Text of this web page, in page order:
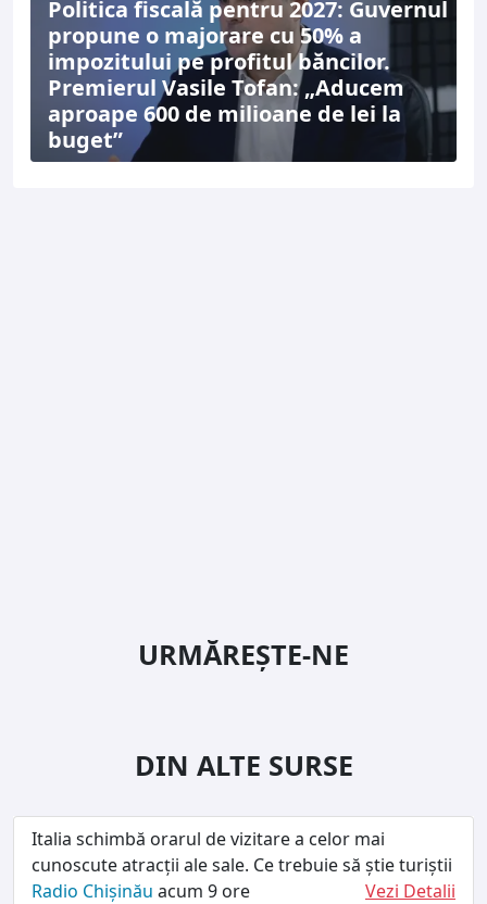
Politica fiscală pentru 2027: Guvernul
propune o majorare cu 50% a
impozitului pe profitul băncilor.
Premierul Vasile Tofan: „Aducem
aproape 600 de milioane de lei la
buget”
URMĂREȘTE-NE
DIN ALTE SURSE
Italia schimbă orarul de vizitare a celor mai
cunoscute atracții ale sale. Ce trebuie să știe turiștii
Radio Chișinău acum 9 ore
Vezi Detalii